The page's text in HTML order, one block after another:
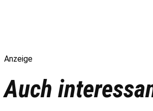
Anzeige
Auch